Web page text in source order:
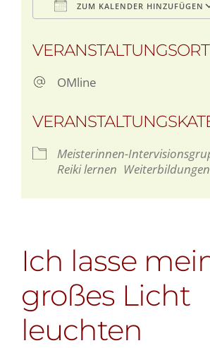
ZUM KALENDER HINZUFÜGEN
VERANSTALTUNGSORT
OMline
Meisterinnen-
Reiki lernen Weiterbildungen
Ich lasse
großes Licht
leuchten